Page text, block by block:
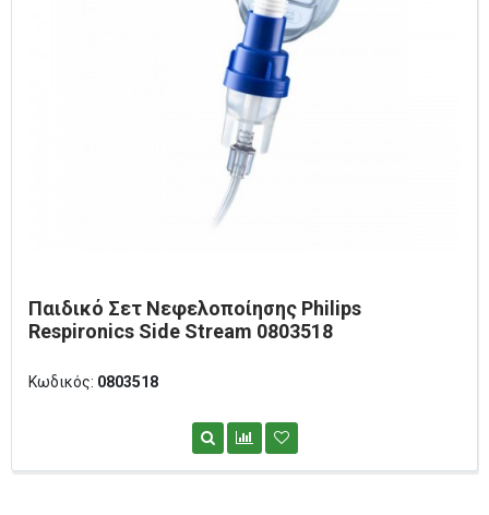
Παιδικό Σετ Νεφελοποίησης Philips
Respironics Side Stream 0803518
Κωδικός: 0803518